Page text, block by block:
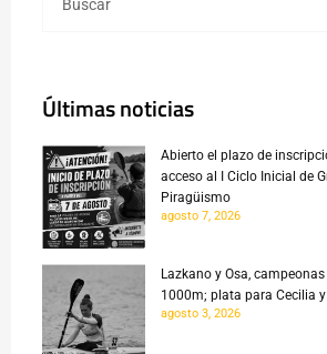
Últimas noticias
Abierto el plazo de
acceso al I Ciclo Inicial de
Piragüismo
agosto 7, 2026
Lazkano y Osa,
1000m; plata para Cecilia
agosto 3, 2026